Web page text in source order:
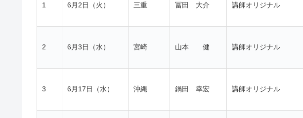
1 6月2日（火） 三重 冨田 大介 講師オリジナル
2 6月3日（水） 宮崎 山本 健 講師オリジナル
3 6月17日（水） 沖縄 鍋田 幸宏 講師オリジナル